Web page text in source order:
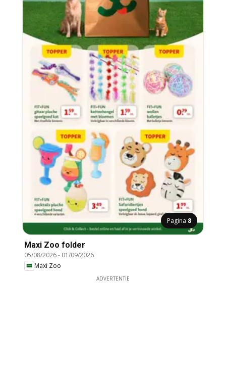
Pagina 8
Maxi Zoo folder
05/08/2026- 01/09/2026
Maxi Zoo
ADVERTENTIE